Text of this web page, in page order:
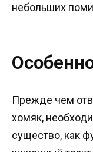
небольших
Прежде чем
хомяк,
существо, как